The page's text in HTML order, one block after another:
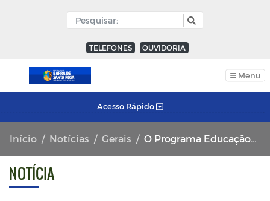
TELEFONES OUVIDORIA
Menu
Acesso Rápido
Início Notícias Gerais O Programa Educação e Família teve início no mês de março no âmbito das escolas públicas do município
NOTÍCIA